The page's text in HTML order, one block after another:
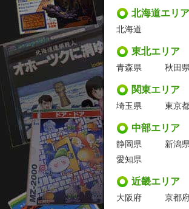
北海道エリア
北海道
東北エリア
青森県 秋田
関東エリア
埼玉県 東京
中部エリア
静岡県 新潟
愛知県
近畿エリア
大阪府 京都